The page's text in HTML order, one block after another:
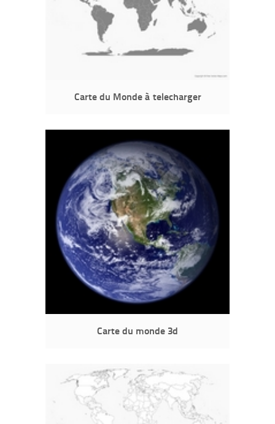
Carte du Monde à telecharger
Carte du monde 3d